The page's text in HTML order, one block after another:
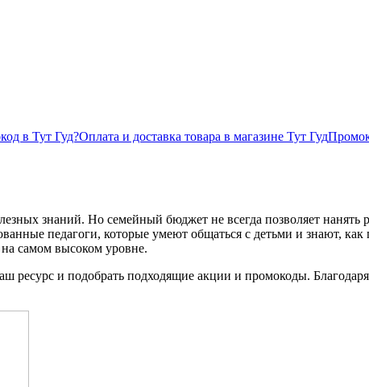
в Тут Гуд?Оплата и доставка товара в магазине Тут Гуд
знаний. Но семейный бюджет не всегда позволяет нанять
педагоги, которые умеют общаться с детьми и знают,
самом высоком уровне.
ресурс и подобрать подходящие акции и промокоды.